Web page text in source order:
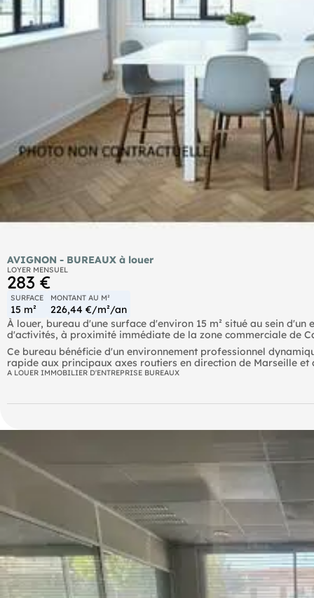
AVIGNON - BUREAUX à louer
LOYER MENSUEL
283 €
SURFACE
15 m²
MONTANT AU M²
226,44 €/m²/an
À louer, bureau d'une surface d'environ 15 m² situé au sein
d'activités, à proximité immédiate de la zone commerciale de
Ce bureau bénéficie d'un environnement professionnel
rapide aux principaux axes routiers en direction de Marseille
A LOUER IMMOBILIER D'ENTREPRISE BUREAUX